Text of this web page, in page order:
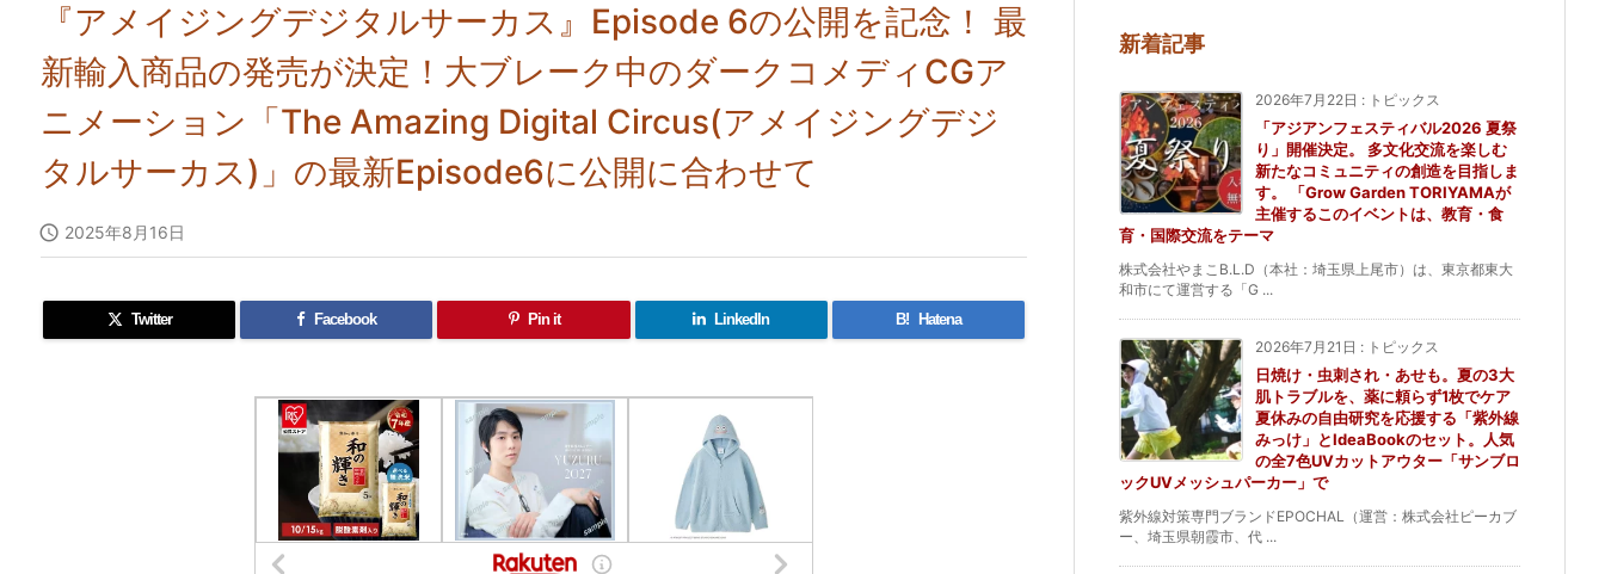
『アメイジングデジタルサーカス』Episode 6の公開を記念！ 最
新輸入商品の発売が決定！大ブレーク中のダークコメディCGア
ニメーション「The Amazing Digital Circus(アメイジングデジ
タルサーカス)」の最新Episode6に公開に合わせて
 2025年8月16日
Twitter Facebook Pin it LinkedIn B! Hatena
新着記事
2026年7月22日 : トピックス
「アジアンフェスティバル2026 夏祭
り」開催決定。 多文化交流を楽しむ
新たなコミュニティの創造を目指しま
す。 「Grow Garden TORIYAMAが
主催するこのイベントは、教育・食
育・国際交流をテーマ
株式会社やまこB.L.D（本社：埼玉県上尾市）は、東京都東大
和市にて運営する「G ...
2026年7月21日 : トピックス
日焼け・虫刺され・あせも。夏の3大
肌トラブルを、薬に頼らず1枚でケア
夏休みの自由研究を応援する「紫外線
みっけ」とIdeaBookのセット。人気
の全7色UVカットアウター「サンブロ
ックUVメッシュパーカー」で
紫外線対策専門ブランドEPOCHAL（運営：株式会社ピーカブ
ー、埼玉県朝霞市、代 ...